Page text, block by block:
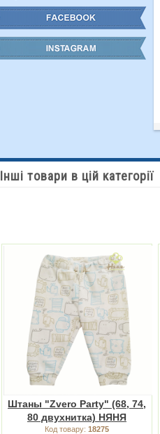
Інші товари в цій категорії
Штаны "Zvero Party" (68, 74,
80 двухнитка) НЯНЯ
Код товару: 18275